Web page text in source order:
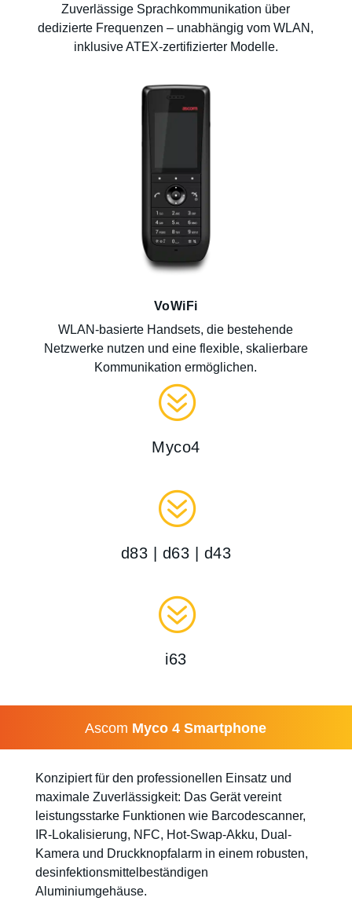
Zuverlässige Sprachkommunikation über
dedizierte Frequenzen – unabhängig vom WLAN,
inklusive ATEX-zertifizierter Modelle.
VoWiFi
WLAN-basierte Handsets, die bestehende
Netzwerke nutzen und eine flexible, skalierbare
Kommunikation ermöglichen.
?
Myco4
?
d83 | d63 | d43
?
i63
Ascom Myco 4 Smartphone
Konzipiert für den professionellen Einsatz und
maximale Zuverlässigkeit: Das Gerät vereint
leistungsstarke Funktionen wie Barcodescanner,
IR-Lokalisierung, NFC, Hot-Swap-Akku, Dual-
Kamera und Druckknopfalarm in einem robusten,
desinfektionsmittelbeständigen
Aluminiumgehäuse.